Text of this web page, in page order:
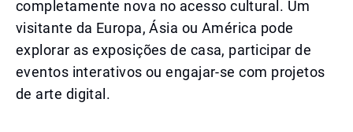
completamente nova no acesso cultural. Um
visitante da Europa, Ásia ou América pode
explorar as exposições de casa, participar de
eventos interativos ou engajar-se com projetos
de arte digital.